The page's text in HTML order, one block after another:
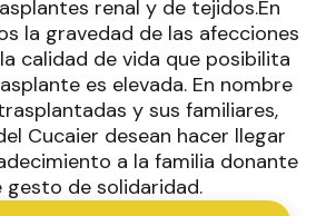
renal y de tejidos.En
la gravedad de las afecciones
calidad de vida que posibilita
es elevada. En nombre
y sus familiares,
Cucaier desean hacer llegar
a la familia donante
gesto de solidaridad.